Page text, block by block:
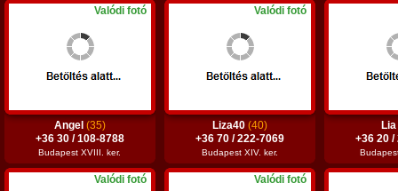
Valódi fotó
Angel (35)
+36 30 / 108-8788
Budapest XVIII. ker.
Valódi fotó
Liza40 (40)
+36 70 / 222-7069
Budapest XIV. ker.
Lia
+36 20 /
Valódi fotó Valódi fotó